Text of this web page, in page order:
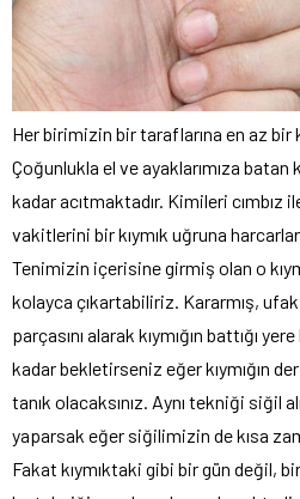
Her birimizin bir taraflarına en az bir
Çoğunlukla el ve ayaklarımıza batan
kadar acıtmaktadır. Kimileri cımbız
vakitlerini bir kıymık uğruna
Tenimizin içerisine girmiş olan o
kolayca çıkartabiliriz. Kararmış,
parçasını alarak kıymığın battığı
kadar bekletirseniz eğer kıymığın
tanık olacaksınız. Aynı tekniği siğil
yaparsak eğer siğilimizin de kısa
Fakat kıymıktaki gibi bir gün değil,